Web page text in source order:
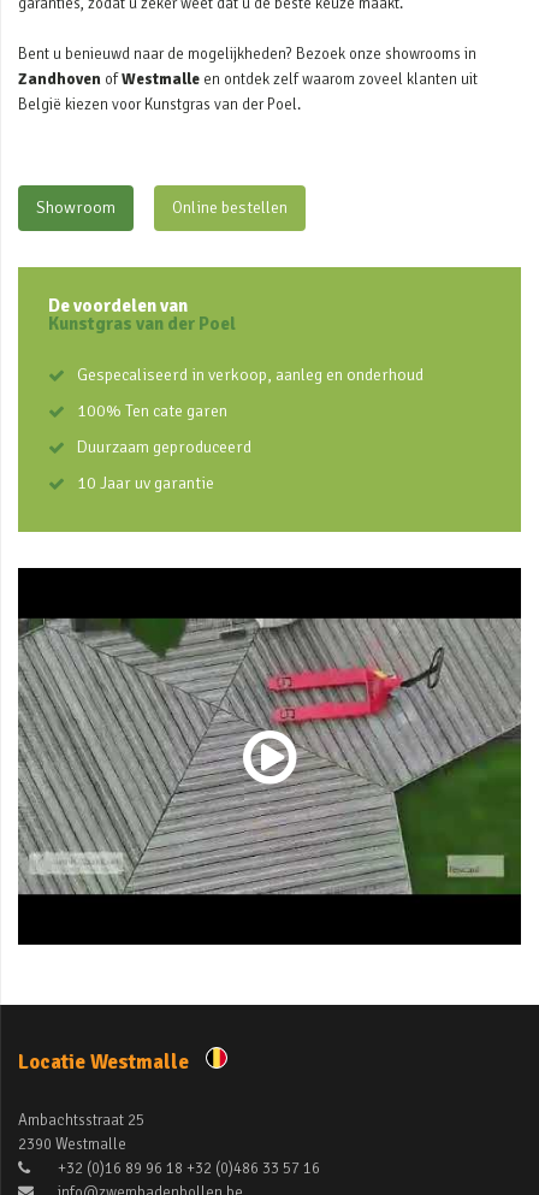
Bent u benieuwd naar de mogelijkheden? Bezoek onze showrooms in
Zandhoven ofWestmalle en ontdek zelf waarom zoveel klanten uit
België kiezen voor Kunstgras van der Poel.
Showroom Online bestellen
De voordelen van
Kunstgras van der Poel
Gespecaliseerd in verkoop, aanleg en onderhoud
100% Ten cate garen
Duurzaam geproduceerd
10 Jaar uv garantie
Locatie Westmalle
Ambachtsstraat 25
2390 Westmalle
+32 (0)16 89 96 18 +32 (0)486 33 57 16